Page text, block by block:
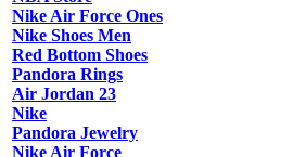
Nike Air Force Ones
Nike Shoes Men
Red Bottom Shoes
Pandora Rings
Air Jordan 23
Nike
Pandora Jewelry
Nike Air Force